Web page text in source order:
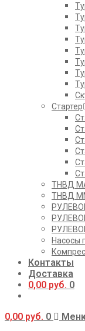
Стартер
ТНВД
ТНВД
Насосы
Контакты
Доставка
0,00 руб. 0
0,00 руб. 0